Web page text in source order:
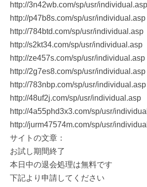
http://3n42wb.com/sp/usr/individual.asp
http://p47b8s.com/sp/usr/individual.asp
http://784btd.com/sp/usr/individual.asp
http://s2kt34.com/sp/usr/individual.asp
http://ze457s.com/sp/usr/individual.asp
http://2g7es8.com/sp/usr/individual.asp
http://783nbp.com/sp/usr/individual.asp
http://48uf2j.com/sp/usr/individual.asp
http://4a55phd3x3.com/sp/usr/
http://jurm47574m.com/sp/usr/
サイトの文章：
お試し期間終了
本日中の退会処理は無料です
下記より申請してください